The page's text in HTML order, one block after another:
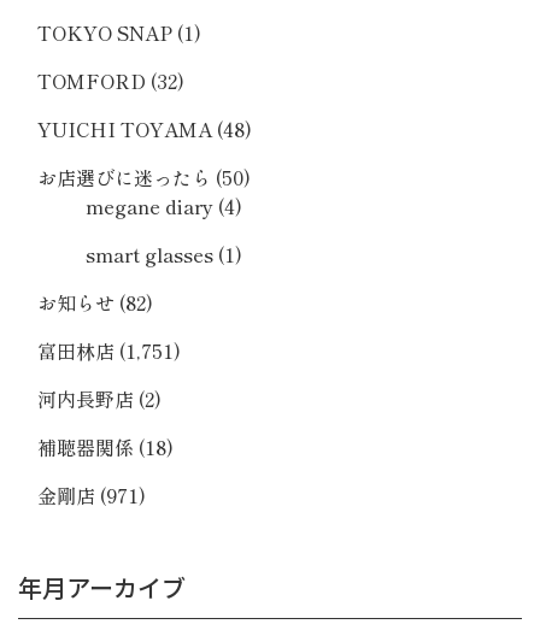
TOKYO SNAP (1)
TOMFORD (32)
YUICHI TOYAMA (48)
お店選びに迷ったら (50)
megane diary (4)
smart glasses (1)
お知らせ (82)
富田林店 (1,751)
河内長野店 (2)
補聴器関係 (18)
金剛店 (971)
年月アーカイブ